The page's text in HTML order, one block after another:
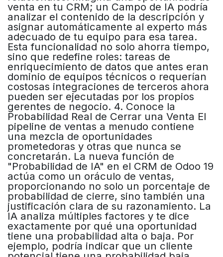
venta en tu CRM; un Campo de IA podría
analizar el contenido de la descripción y
asignar automáticamente al experto más
adecuado de tu equipo para esa tarea.
Esta funcionalidad no solo ahorra tiempo,
sino que redefine roles: tareas de
enriquecimiento de datos que antes eran
dominio de equipos técnicos o requerían
costosas integraciones de terceros ahora
pueden ser ejecutadas por los propios
gerentes de negocio. 4. Conoce la
Probabilidad Real de Cerrar una Venta El
pipeline de ventas a menudo contiene
una mezcla de oportunidades
prometedoras y otras que nunca se
concretarán. La nueva función de
"Probabilidad de IA" en el CRM de Odoo 19
actúa como un oráculo de ventas,
proporcionando no solo un porcentaje de
probabilidad de cierre, sino también una
justificación clara de su razonamiento. La
IA analiza múltiples factores y te dice
exactamente por qué una oportunidad
tiene una probabilidad alta o baja. Por
ejemplo, podría indicar que un cliente